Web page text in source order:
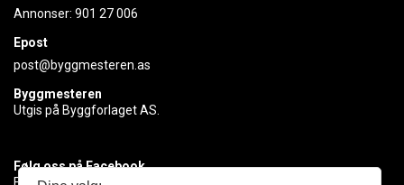
Annonser: 901 27 006
Epost
post@byggmesteren.as
Byggmesteren
Utgis på Byggforlaget AS.
Følg oss på Facebook